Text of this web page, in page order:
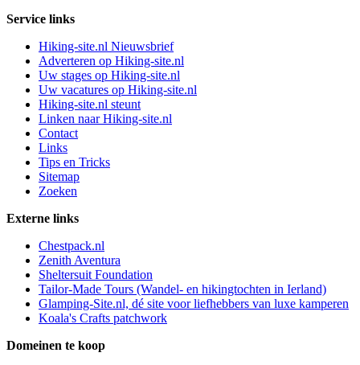
Service links
Hiking-site.nl Nieuwsbrief
Adverteren op Hiking-site.nl
Uw stages op Hiking-site.nl
Uw vacatures op Hiking-site.nl
Hiking-site.nl steunt
Linken naar Hiking-site.nl
Contact
Links
Tips en Tricks
Sitemap
Zoeken
Externe links
Chestpack.nl
Zenith Aventura
Sheltersuit Foundation
Tailor-Made Tours (Wandel- en hikingtochten in Ierland)
Glamping-Site.nl, dé site voor liefhebbers van luxe kamperen
Koala's Crafts patchwork
Domeinen te koop